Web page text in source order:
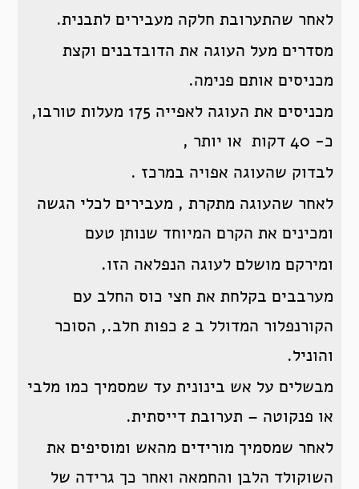
לאחר שהתערובת חלקה מעבירים לתבנית.
מסדרים מעל העוגה את הדובדבנים וקצת
מכניסים אותם פנימה.
מכניסים את העוגה לאפייה 175 מעלות טורבו,
כ- 40 דקות או יותר ,
לבדוק שהעוגה אפויה במרכז .
לאחר שהעוגה מתקרת , מעבירים לכלי הגשה
ומכינים את הקרם המיוחד שנותן טעם
ומירקם מושלם לעוגה הנפלאה הזו.
מערבבים בקלחת את חצי כוס החלב עם
הקורנפלור המדולל ב 2 כפות חלב., הסוכר
והוניל.
מבשלים על אש בינונית עד שמסמיך כמו מלבי
או פנקוטה – תערובת דייסתית.
לאחר שמסמיך מורידים מהאש ומוסיפים את
השוקולד הלבן והחמאה ואחר כך גרידה של